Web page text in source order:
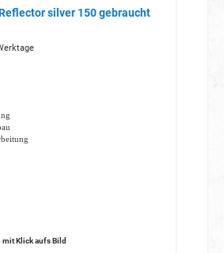
silver 150 gebraucht
Klick aufs Bild